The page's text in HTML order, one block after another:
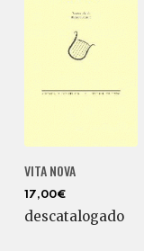
VITA NOVA
17,00€
descatalogado